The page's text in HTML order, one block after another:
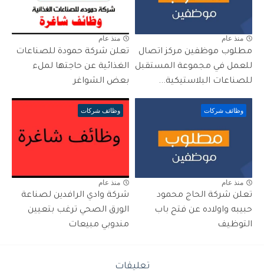
منذ عام
مطلوب موظفين مركز اتصال
للعمل في مجموعة المستقبل
للصناعات البلاستيكية...
منذ عام
تعلن شركة حمودة للصناعات
الغذائية عن حاجتها لملء
بعض الشواغر
وظائف شركات
منذ عام
تعلن شركة الحاج محمود
حبيبه واولاده عن فتح باب
التوظيف
وظائف شركات
منذ عام
شركة وادي الرافدين لصناعة
الورق الصحي ترغب بتعيين
مندوبي مبيعات
تعليقات